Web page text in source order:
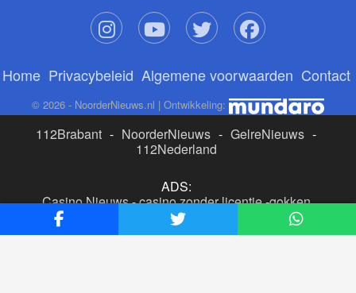
Home Privacybeleid Algemene voorwaarden Contact
© 2026 - NoorderNieuws.nl | Ontwikkeling:
112Brabant - NoorderNieuws - GelreNieuws -
112Nederland
ADS:
Casino Nieuws-casino zonder licentie-gokken
buitenlandse site
beste online casino nederland